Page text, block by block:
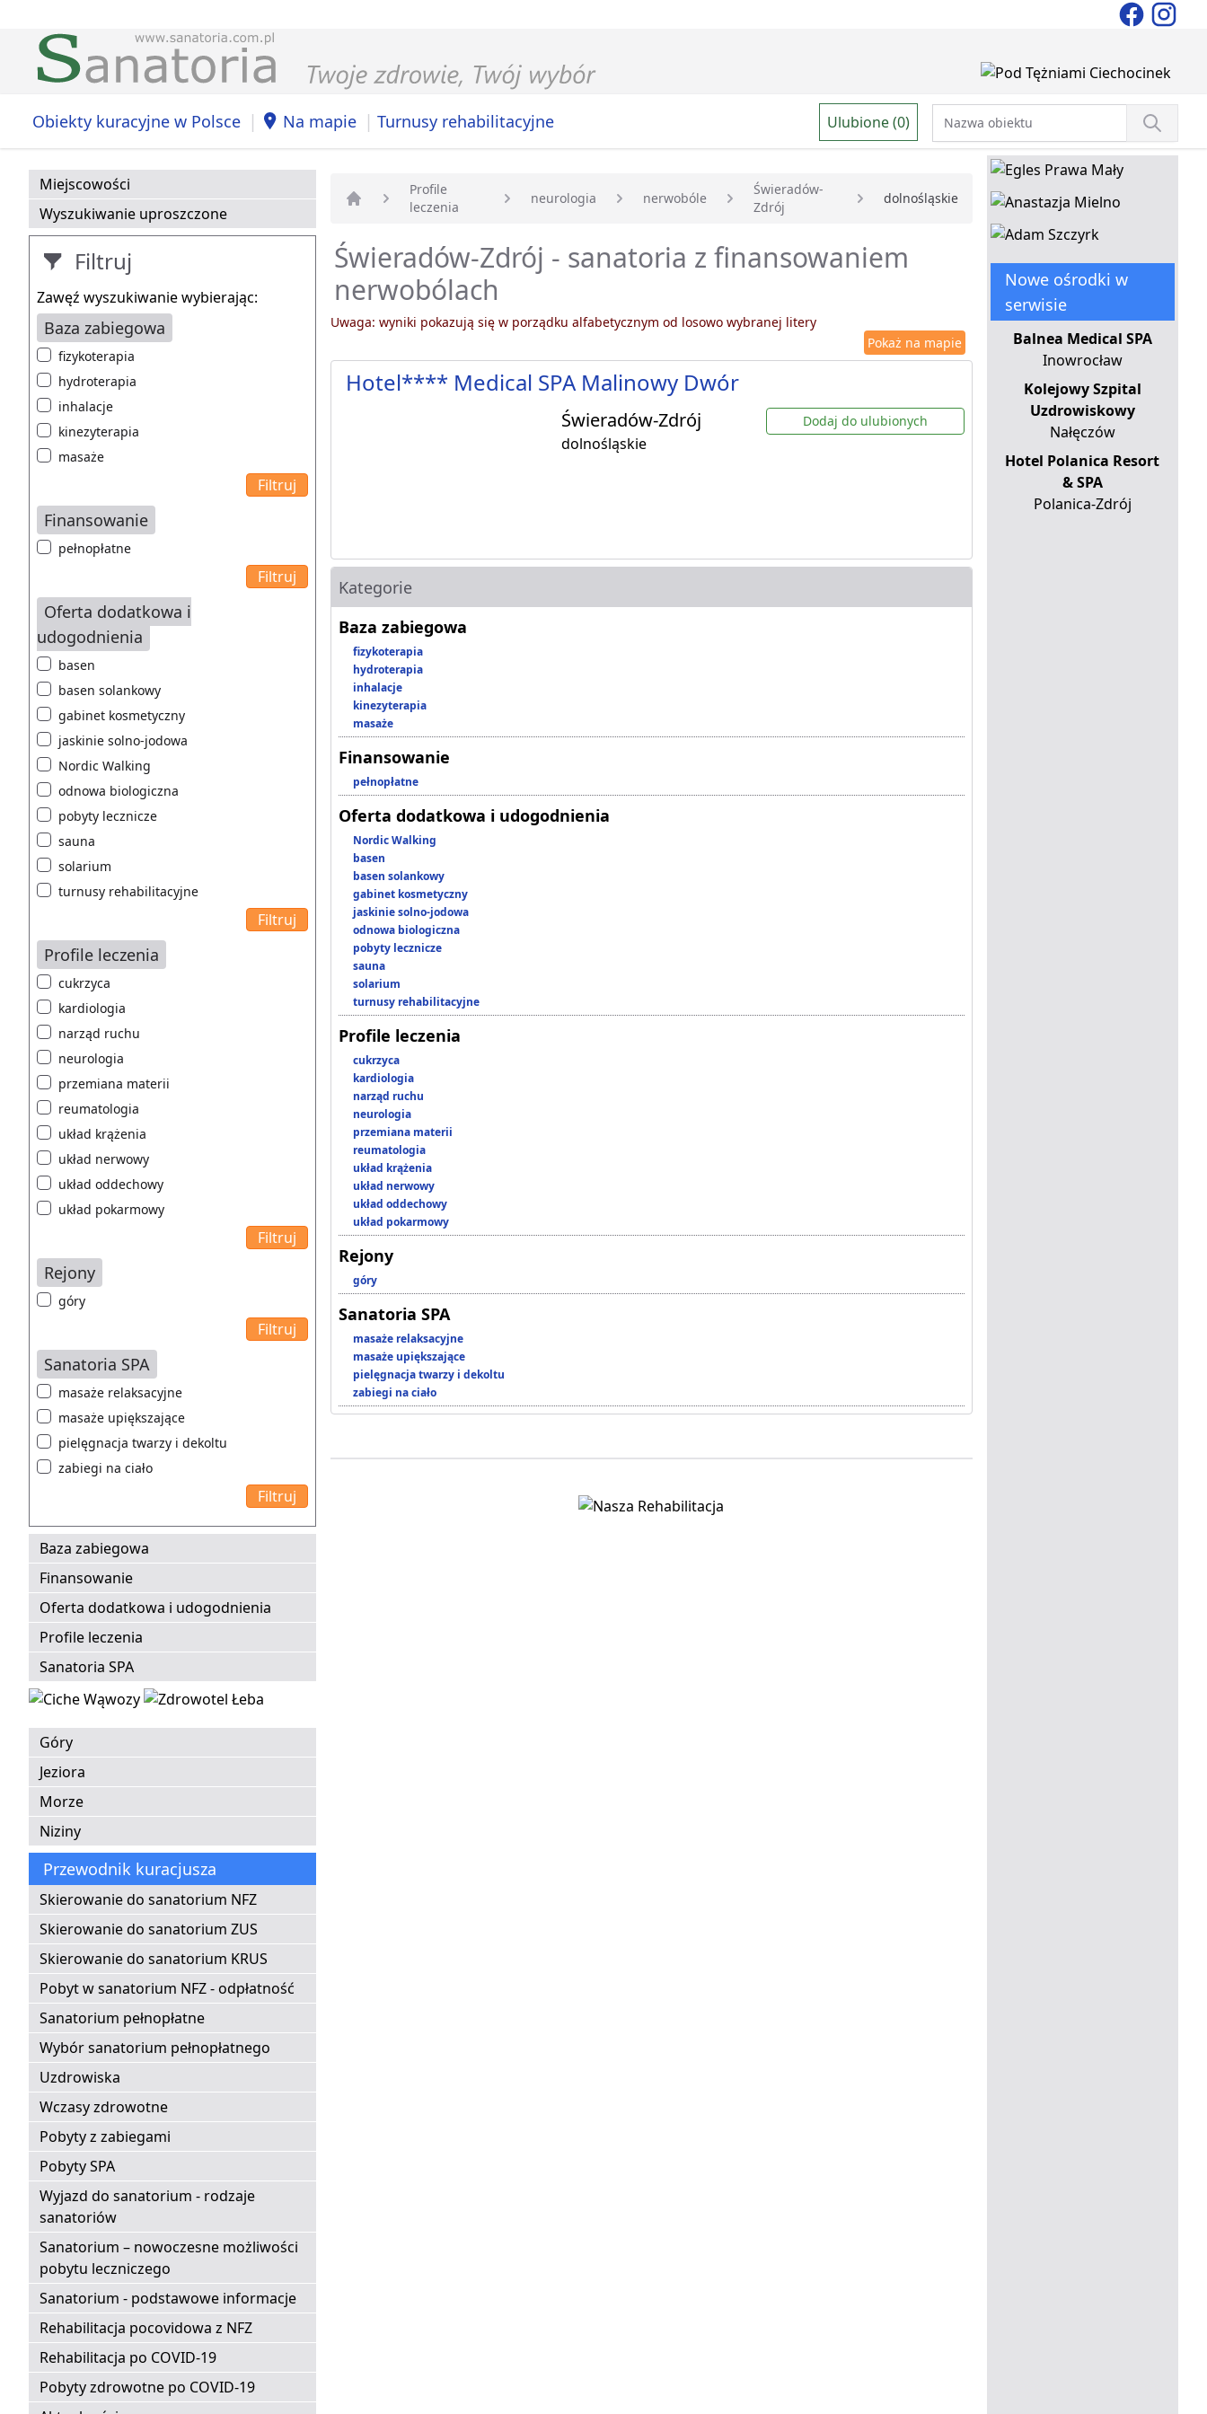
Obiekty kuracyjne w Polsce | Na mapie | Turnusy rehabilitacyjne Ulubione (0)
Miejscowości
Wyszukiwanie uproszczone
Filtruj
Zawęź wyszukiwanie wybierając:
Baza zabiegowa
fizykoterapia
hydroterapia
inhalacje
kinezyterapia
masaże
Finansowanie
pełnopłatne
Oferta dodatkowa i
udogodnienia
basen
basen solankowy
gabinet kosmetyczny
jaskinie solno-jodowa
Nordic Walking
odnowa biologiczna
pobyty lecznicze
sauna
solarium
turnusy rehabilitacyjne
Profile leczenia
cukrzyca
kardiologia
narząd ruchu
neurologia
przemiana materii
reumatologia
układ krążenia
układ nerwowy
układ oddechowy
układ pokarmowy
Rejony
góry
Sanatoria SPA
masaże relaksacyjne
masaże upiększające
pielęgnacja twarzy i dekoltu
zabiegi na ciało
Baza zabiegowa
Finansowanie
Oferta dodatkowa i udogodnienia
Profile leczenia
Sanatoria SPA
Góry
Jeziora
Morze
Niziny
Przewodnik kuracjusza
Skierowanie do sanatorium NFZ
Skierowanie do sanatorium ZUS
Skierowanie do sanatorium KRUS
Pobyt w sanatorium NFZ - odpłatność
Sanatorium pełnopłatne
Wybór sanatorium pełnopłatnego
Uzdrowiska
Wczasy zdrowotne
Pobyty z zabiegami
Pobyty SPA
Wyjazd do sanatorium - rodzaje
sanatoriów
Sanatorium – nowoczesne możliwości
pobytu leczniczego
Sanatorium - podstawowe informacje
Rehabilitacja pocovidowa z NFZ
Rehabilitacja po COVID-19
Pobyty zdrowotne po COVID-19
Strona główna
Profile
leczenia
neurologia nerwobóle
Świeradów-
Zdrój
dolnośląskie
Świeradów-Zdrój - sanatoria z finansowaniem
nerwobólach
Uwaga: wyniki pokazują się w porządku alfabetycznym od losowo wybranej litery
Pokaż na mapie
Hotel**** Medical SPA Malinowy Dwór
Świeradów-Zdrój
dolnośląskie
Dodaj do ulubionych
Kategorie
Baza zabiegowa
fizykoterapia
hydroterapia
inhalacje
kinezyterapia
masaże
Finansowanie
pełnopłatne
Oferta dodatkowa i udogodnienia
Nordic Walking
basen
basen solankowy
gabinet kosmetyczny
jaskinie solno-jodowa
odnowa biologiczna
pobyty lecznicze
sauna
solarium
turnusy rehabilitacyjne
Profile leczenia
cukrzyca
kardiologia
narząd ruchu
neurologia
przemiana materii
reumatologia
układ krążenia
układ nerwowy
układ oddechowy
układ pokarmowy
Rejony
góry
Sanatoria SPA
masaże relaksacyjne
masaże upiększające
pielęgnacja twarzy i dekoltu
zabiegi na ciało
Nowe ośrodki w
serwisie
Balnea Medical SPA
Inowrocław
Kolejowy Szpital
Uzdrowiskowy
Nałęczów
Hotel Polanica Resort
& SPA
Polanica-Zdrój